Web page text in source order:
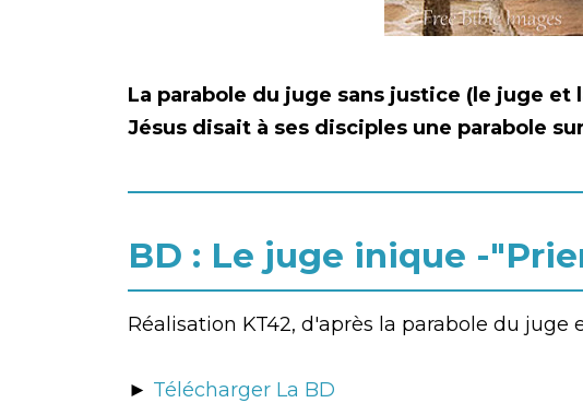
La parabole du juge sans justice (le juge et
Jésus disait à ses disciples une parabole
BD : Le juge inique -
Réalisation KT42, d'après la parabole du juge
► Télécharger La BD